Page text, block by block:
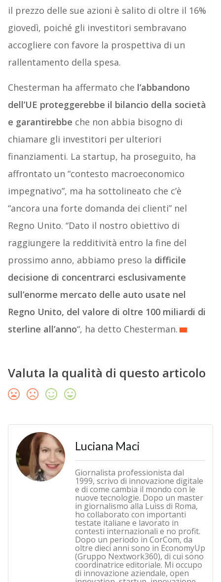
il prezzo delle sue azioni è salito di oltre il 16%
giovedì, poiché gli investitori sembravano
accogliere con favore la prospettiva di un
rallentamento della spesa.
Chesterman ha affermato che l’abbandono
dell’UE proteggerebbe il bilancio della società
e garantirebbe che non abbia bisogno di
chiamare gli investitori per ulteriori
finanziamenti. La startup, ha proseguito, ha
affrontato un “contesto macroeconomico
impegnativo”, ma ha sottolineato che c’è
“ancora una forte domanda dei clienti” nel
Regno Unito. “Dato il nostro obiettivo di
raggiungere la redditività entro la fine del
prossimo anno, abbiamo preso la difficile
decisione di concentrarci esclusivamente
sull’enorme mercato delle auto usate nel
Regno Unito, del valore di oltre 100 miliardi di
sterline all’anno“, ha detto Chesterman.
Valuta la qualità di questo articolo
Luciana Maci
Giornalista professionista dal
1999, scrivo di innovazione digitale
e di come cambia il mondo con le
nuove tecnologie. Dopo un master
in giornalismo alla Luiss di Roma,
ho collaborato con importanti
testate italiane e lavorato in
contesti internazionali e no profit.
Dopo un periodo in CorCom, da
oltre dieci anni sono in EconomyUp
(Gruppo Nextwork360), di cui sono
coordinatrice editoriale. Mi occupo
di innovazione aziendale, open